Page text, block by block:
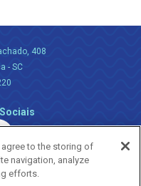
408
- SC
agree to the storing of
navigation, analyze
efforts.